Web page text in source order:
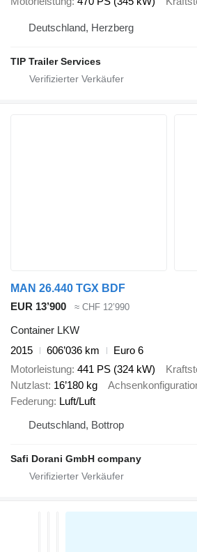
Deutschland, Herzberg
TIP Trailer Services
MAN 26.440 TGX BDF
EUR 13’900
≈ CHF 12’990
Container LKW
2015
606’036 km
Euro 6
Motorleistung 441 PS (324 kW)
Nutzlast 16’180 kg
Federung Luft/Luft
Deutschland, Bottrop
Safi Dorani GmbH company